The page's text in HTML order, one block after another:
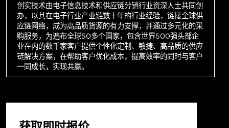
创实技术由电子信息技术和供应链分销行业资深人士共同创
办，以其在电子行业产业链数十年的行业经验，链接全球供
应链网络，成为高品质货源的有力支撑，并通过多元化的采
购服务，为遍布全球50多个国家，包含世界500强头部企
业在内的数千家客户提供个性化定制、敏捷、高品质的供应
链解决方案，在帮助客户优化成本，提高效率的同时与客户
一同成长，实现共赢。